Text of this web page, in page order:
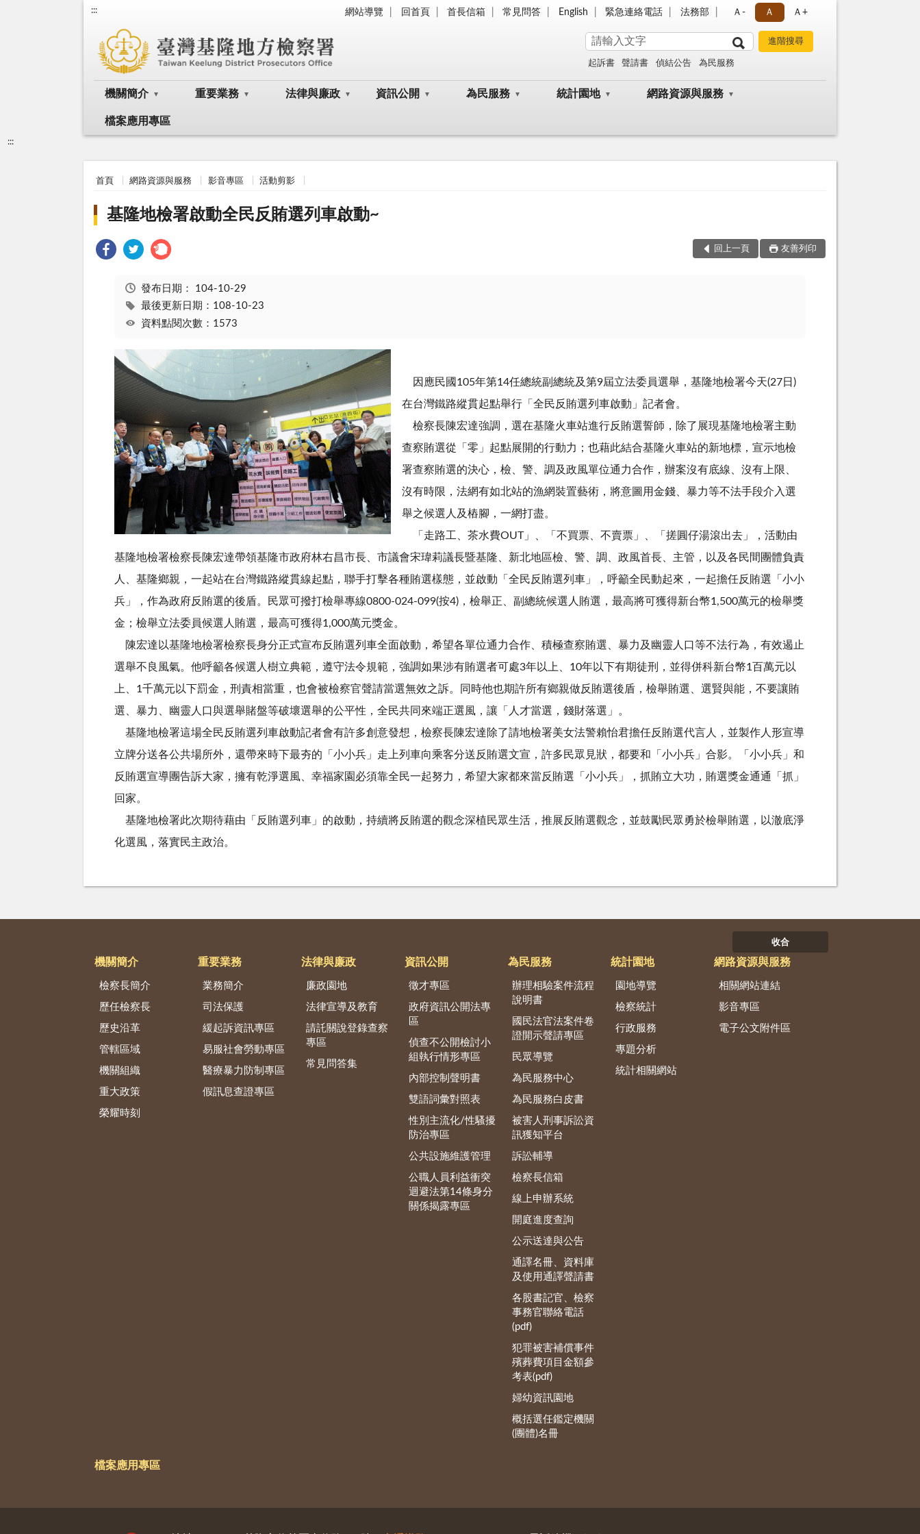
::: 網站導覽 回首頁 首長信箱 常見問答 English 緊急連絡電話 法務部 Ａ- Ａ Ａ+
起訴書 聲請書 偵結公告 為民服務
機關簡介 重要業務 法律與廉政 資訊公開 為民服務 統計園地 網路資源與服務
檔案應用專區
:::
首頁 網路資源與服務 影音專區 活動剪影
基隆地檢署啟動全民反賄選列車啟動~
回上一頁 友善列印
發布日期： 104-10-29
最後更新日期：108-10-23
資料點閱次數：1573
因應民國105年第14任總統副總統及第9屆立法委員選舉，基隆地檢署今天(27日)
在台灣鐵路縱貫起點舉行「全民反賄選列車啟動」記者會。
檢察長陳宏達強調，選在基隆火車站進行反賄選誓師，除了展現基隆地檢署主動
查察賄選從「零」起點展開的行動力；也藉此結合基隆火車站的新地標，宣示地檢
署查察賄選的決心，檢、警、調及政風單位通力合作，辦案沒有底線、沒有上限、
沒有時限，法網有如北站的漁網裝置藝術，將意圖用金錢、暴力等不法手段介入選
舉之候選人及樁腳，一網打盡。
「走路工、茶水費OUT」、「不買票、不賣票」、「搓圓仔湯滾出去」，活動由
基隆地檢署檢察長陳宏達帶領基隆市政府林右昌市長、市議會宋瑋莉議長暨基隆、新北地區檢、警、調、政風首長、主管，以及各民間團體負責
人、基隆鄉親，一起站在台灣鐵路縱貫線起點，聯手打擊各種賄選樣態，並啟動「全民反賄選列車」，呼籲全民動起來，一起擔任反賄選「小小
兵」，作為政府反賄選的後盾。民眾可撥打檢舉專線0800-024-099(按4)，檢舉正、副總統候選人賄選，最高將可獲得新台幣1,500萬元的檢舉獎
金；檢舉立法委員候選人賄選，最高可獲得1,000萬元獎金。
陳宏達以基隆地檢署檢察長身分正式宣布反賄選列車全面啟動，希望各單位通力合作、積極查察賄選、暴力及幽靈人口等不法行為，有效遏止
選舉不良風氣。他呼籲各候選人樹立典範，遵守法令規範，強調如果涉有賄選者可處3年以上、10年以下有期徒刑，並得併科新台幣1百萬元以
上、1千萬元以下罰金，刑責相當重，也會被檢察官聲請當選無效之訴。同時他也期許所有鄉親做反賄選後盾，檢舉賄選、選賢與能，不要讓賄
選、暴力、幽靈人口與選舉賭盤等破壞選舉的公平性，全民共同來端正選風，讓「人才當選，錢財落選」。
基隆地檢署這場全民反賄選列車啟動記者會有許多創意發想，檢察長陳宏達除了請地檢署美女法警賴怡君擔任反賄選代言人，並製作人形宣導
立牌分送各公共場所外，還帶來時下最夯的「小小兵」走上列車向乘客分送反賄選文宣，許多民眾見狀，都要和「小小兵」合影。「小小兵」和
反賄選宣導團告訴大家，擁有乾淨選風、幸福家園必須靠全民一起努力，希望大家都來當反賄選「小小兵」，抓賄立大功，賄選獎金通通「抓」
回家。
基隆地檢署此次期待藉由「反賄選列車」的啟動，持續將反賄選的觀念深植民眾生活，推展反賄選觀念，並鼓勵民眾勇於檢舉賄選，以澈底淨
化選風，落實民主政治。
收合
機關簡介
檢察長簡介
歷任檢察長
歷史沿革
管轄區域
機關組織
重大政策
榮耀時刻
重要業務
業務簡介
司法保護
緩起訴資訊專區
易服社會勞動專區
醫療暴力防制專區
假訊息查證專區
法律與廉政
廉政園地
法律宣導及教育
請託關說登錄查察
專區
常見問答集
資訊公開
徵才專區
政府資訊公開法專
區
偵查不公開檢討小
組執行情形專區
內部控制聲明書
雙語詞彙對照表
性別主流化/性騷擾
防治專區
公共設施維護管理
公職人員利益衝突
迴避法第14條身分
關係揭露專區
為民服務
辦理相驗案件流程
說明書
國民法官法案件卷
證開示聲請專區
民眾導覽
為民服務中心
為民服務白皮書
被害人刑事訴訟資
訊獲知平台
訴訟輔導
檢察長信箱
線上申辦系統
開庭進度查詢
公示送達與公告
通譯名冊、資料庫
及使用通譯聲請書
各股書記官、檢察
事務官聯絡電話
(pdf)
犯罪被害補償事件
殯葬費項目金額參
考表(pdf)
婦幼資訊園地
概括選任鑑定機關
(團體)名冊
統計園地
園地導覽
檢察統計
行政服務
專題分析
統計相關網站
網路資源與服務
相關網站連結
影音專區
電子公文附件區
檔案應用專區